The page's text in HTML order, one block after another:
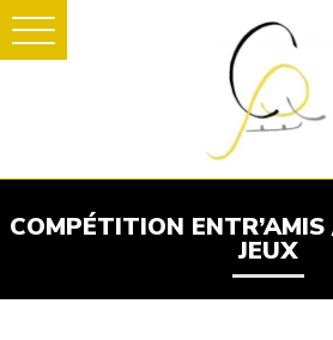
COMPÉTITION ENTR’AMIS
JEUX